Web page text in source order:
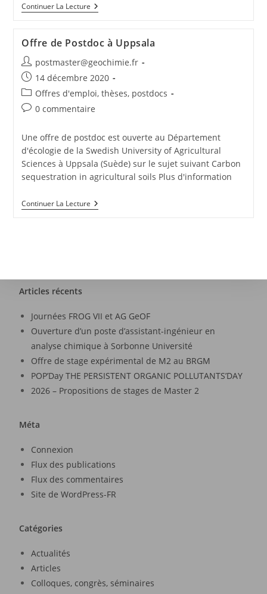
Continuer La Lecture
Offre de Postdoc à Uppsala
postmaster@geochimie.fr
14 décembre 2020
Offres d'emploi, thèses, postdocs
0 commentaire
Une offre de postdoc est ouverte au Département
d'écologie de la Swedish University of Agricultural
Sciences à Uppsala (Suède) sur le sujet suivant Carbon
sequestration in agricultural soils Plus d'information
Continuer La Lecture
Articles récents
Journées FROG VII et AG GeOF
Ouverture d’un poste d’assistant-ingénieur en
analyse chimique à Sorbonne Université
Offre de stage expérimental de M2 au BRGM
POP’Day THE PERSISTENT ORGANIC POLLUTANTS’DAY
2026 – Propositions de stages de Master 2
Méta
Connexion
Flux des publications
Flux des commentaires
Site de WordPress-FR
Catégories
Actualités
Articles
Colloques, congrès, séminaires